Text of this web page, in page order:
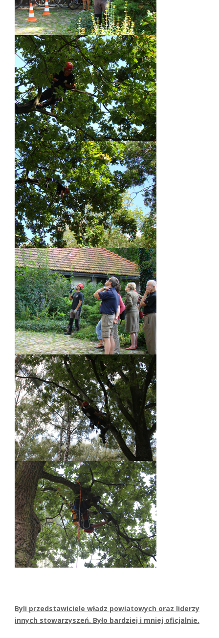
Byli przedstawiciele władz powiatowych oraz liderzy
innych stowarzyszeń. Było bardziej i mniej oficjalnie.